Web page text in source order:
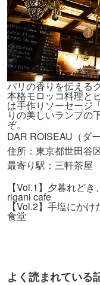
パリの香りを伝える
本格モロッコ料理と
は手作りソーセージ
りの美しいランプの
ぞ。
DAR ROISEAU（ダ
住所：東京都世田谷
最寄り駅：三軒茶屋
【Vol.1】夕暮れど
rigani cafe
【Vol.2】手塩にか
食堂
よく読まれている